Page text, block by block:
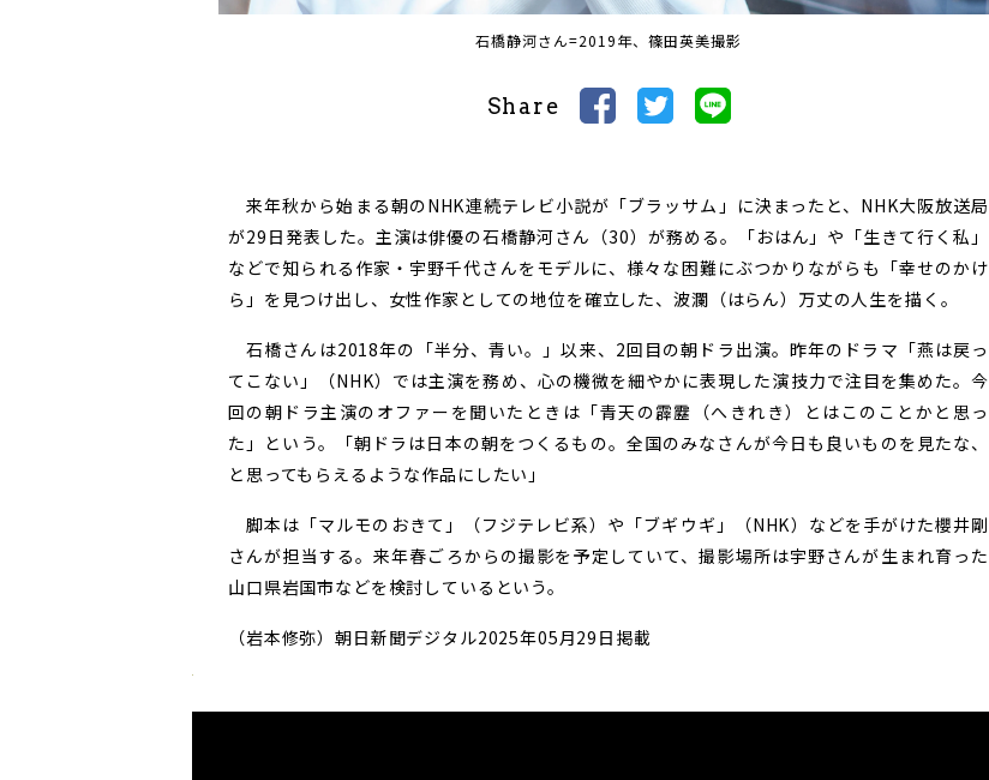
石橋静河さん=2019年、篠田英美撮影
Share
来年秋から始まる朝のNHK連続テレビ小説が「ブラッサム」に決まったと、NHK大阪放送局
が29日発表した。主演は俳優の石橋静河さん（30）が務める。「おはん」や「生きて行く私」
などで知られる作家・宇野千代さんをモデルに、様々な困難にぶつかりながらも「幸せのかけ
ら」を見つけ出し、女性作家としての地位を確立した、波瀾（はらん）万丈の人生を描く。
石橋さんは2018年の「半分、青い。」以来、2回目の朝ドラ出演。昨年のドラマ「燕は戻っ
てこない」（NHK）では主演を務め、心の機微を細やかに表現した演技力で注目を集めた。今
回の朝ドラ主演のオファーを聞いたときは「青天の霹靂（へきれき）とはこのことかと思っ
た」という。「朝ドラは日本の朝をつくるもの。全国のみなさんが今日も良いものを見たな、
と思ってもらえるような作品にしたい」
脚本は「マルモのおきて」（フジテレビ系）や「ブギウギ」（NHK）などを手がけた櫻井剛
さんが担当する。来年春ごろからの撮影を予定していて、撮影場所は宇野さんが生まれ育った
山口県岩国市などを検討しているという。
（岩本修弥）朝日新聞デジタル2025年05月29日掲載